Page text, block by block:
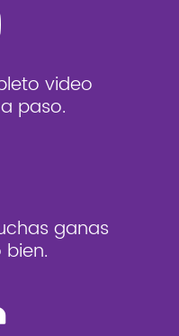
video
paso.
ganas